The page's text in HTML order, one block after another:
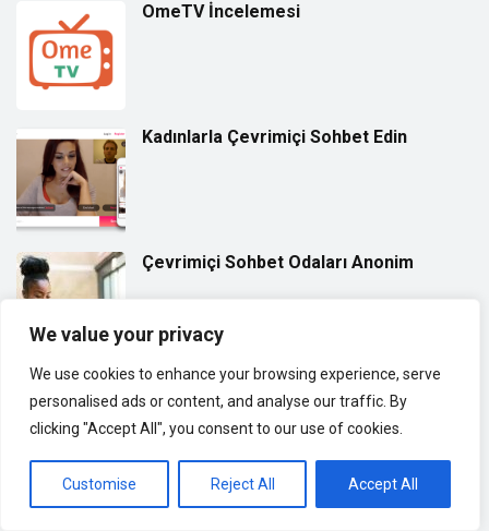
We value your privacy
We use cookies to enhance your browsing experience, serve
personalised ads or content, and analyse our traffic. By
clicking "Accept All", you consent to our use of cookies.
Customise Reject All Accept All
OmeTV İncelemesi
Kadınlarla Çevrimiçi Sohbet Edin
Çevrimiçi Sohbet Odaları Anonim
MeetMe İncelemesi
Yaşlı Kadınlarla Görüntülü Sohbet